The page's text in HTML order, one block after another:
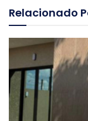
Relacionado